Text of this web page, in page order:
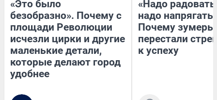
«Это было
безобразно». Почему с
площади Революции
исчезли цирки и другие
маленькие детали,
которые делают город
удобнее
«Надо
надо
Почему зумеры
перестали
к успеху